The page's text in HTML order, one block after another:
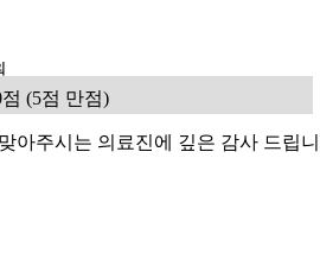
(5점 만점)
아주시는 의료진에 깊은 감사 드립니